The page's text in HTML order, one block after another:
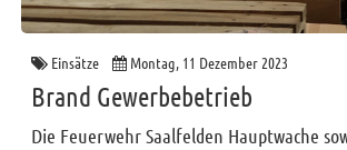
Einsätze Montag, 11 Dezember 2023
Brand Gewerbebetrieb
Die Feuerwehr Saalfelden Hauptwache